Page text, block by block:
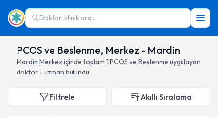
Doktor, klinik ara...
PCOS ve Beslenme, Merkez - Mardin
Mardin Merkez içinde toplam 1 PCOS ve Beslenme uygulayan
doktor - uzman bulundu
Filtrele Akıllı Sıralama